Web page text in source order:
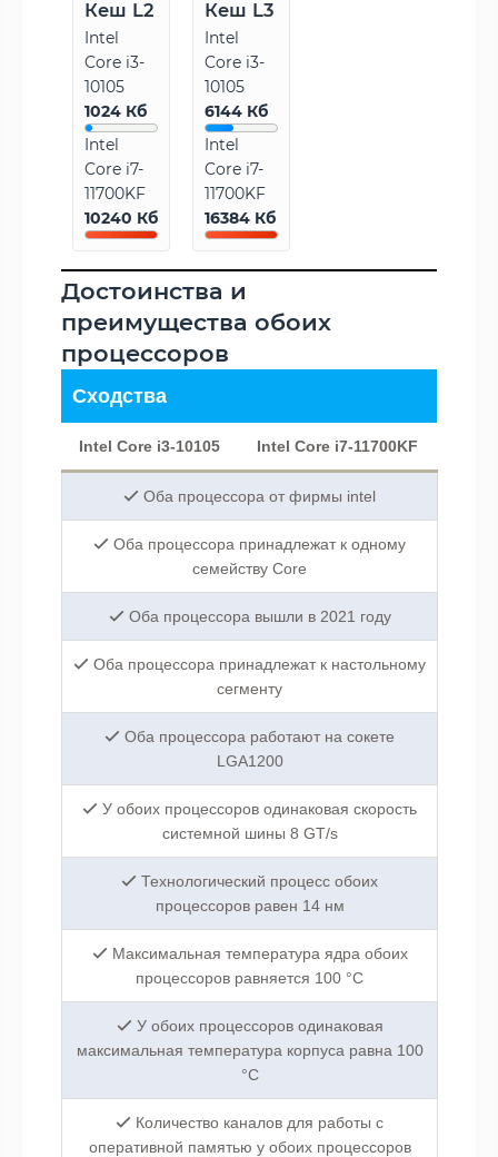
Кеш L2
Intel
Core i3-
10105
1024 Кб
Intel
Core i7-
11700KF
10240 Кб
Кеш L3
Intel
Core i3-
10105
6144 Кб
Intel
Core i7-
11700KF
16384 Кб
Достоинства и
преимущества обоих
процессоров
Сходства
Intel Core i3-10105 Intel Core i7-11700KF
Оба процессора от фирмы intel
Оба процессора принадлежат к одному
семейству Core
Оба процессора вышли в 2021 году
Оба процессора принадлежат к настольному
сегменту
Оба процессора работают на сокете
LGA1200
У обоих процессоров одинаковая скорость
системной шины 8 GT/s
Технологический процесс обоих
процессоров равен 14 нм
Максимальная температура ядра обоих
процессоров равняется 100 °C
У обоих процессоров одинаковая
максимальная температура корпуса равна 100
°C
Количество каналов для работы с
оперативной памятью у обоих процессоров